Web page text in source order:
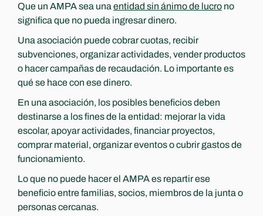
Que un AMPA sea una entidad sin ánimo de lucro no
significa que no pueda ingresar dinero.
Una asociación puede cobrar cuotas, recibir
subvenciones, organizar actividades, vender productos
o hacer campañas de recaudación. Lo importante es
qué se hace con ese dinero.
En una asociación, los posibles beneficios deben
destinarse a los fines de la entidad: mejorar la vida
escolar, apoyar actividades, financiar proyectos,
comprar material, organizar eventos o cubrir gastos de
funcionamiento.
Lo que no puede hacer el AMPA es repartir ese
beneficio entre familias, socios, miembros de la junta o
personas cercanas.